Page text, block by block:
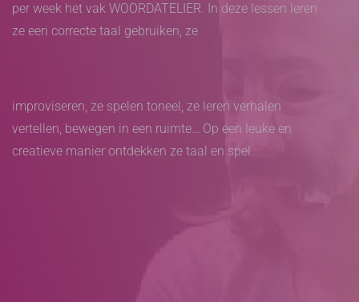
per week het vak WOORDATELIER. In deze lessen leren
ze een correcte taal gebruiken, ze
improviseren, ze spelen toneel, ze leren verhalen
vertellen, bewegen in een ruimte… Op een leuke en
creatieve manier ontdekken ze taal en spel.